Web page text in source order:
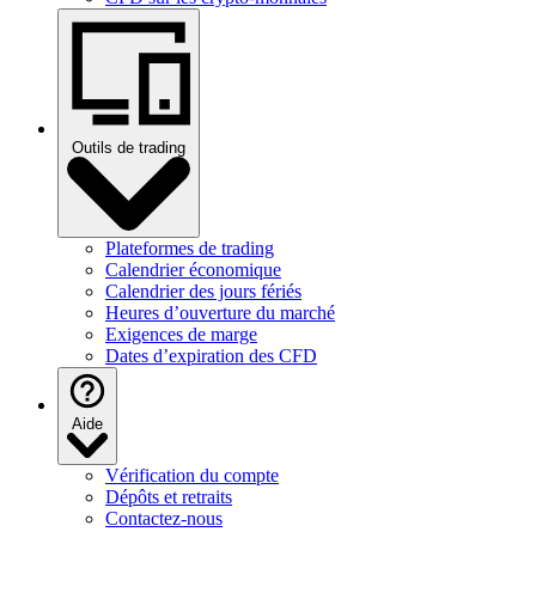
Outils de trading
Plateformes de trading
Calendrier économique
Calendrier des jours fériés
Heures d’ouverture du marché
Exigences de marge
Dates d’expiration des CFD
Aide
Vérification du compte
Dépôts et retraits
Contactez-nous